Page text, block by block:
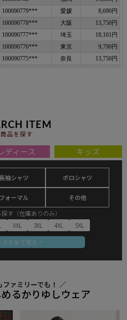
ITEM
商品を探す
ディース キッズ
長袖シャツ
ポロシャツ
フォーマル
その他
す（在庫ありのみ）
XXL 3XL 4XL
5XL
ズを全て見る >
ファミリーでも！ ／
るかりゆしウェア